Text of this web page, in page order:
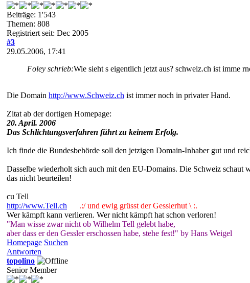
Beiträge: 1'543
Themen: 808
Registriert seit: Dec 2005
#3
29.05.2006, 17:41
Foley schrieb:Wie sieht s eigentlich jetzt aus? schweiz.ch ist imme
Die Domain http://www.Schweiz.ch ist immer noch in privater Hand.
Zitat ab der dortigen Homepage:
20. April. 2006
Das Schlichtungsverfahren führt zu keinem Erfolg.
Ich finde die Bundesbehörde soll den jetzigen Domain-Inhaber gut und
Dasselbe wiederholt sich auch mit den EU-Domains. Die Schweiz
das nicht beurteilen!
cu Tell
http://www.Tell.ch
.:/ und ewig grüsst der Gesslerhut \ :.
Wer kämpft kann verlieren. Wer nicht kämpft hat schon verloren!
"Man wisse zwar nicht ob Wilhelm Tell gelebt habe,
aber dass er den Gessler erschossen habe, stehe fest!" by Hans Weigel
Homepage Suchen
Antworten
topolino
Senior Member